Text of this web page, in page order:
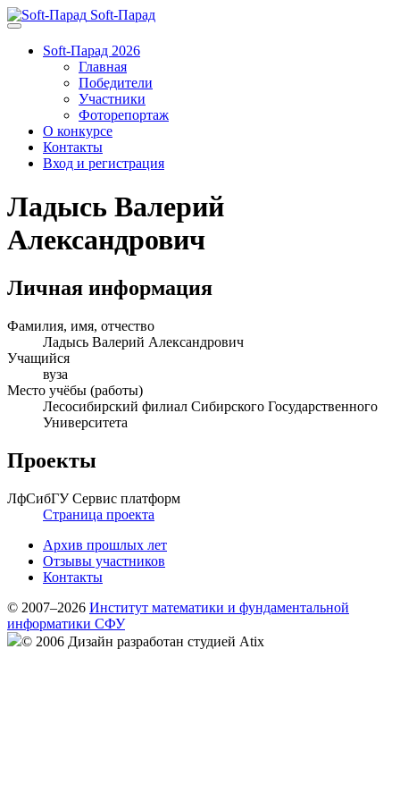
Soft-Парад
Soft-Парад 2026
Главная
Победители
Участники
Фоторепортаж
О конкурсе
Контакты
Вход и регистрация
Ладысь Валерий
Александрович
Личная информация
Фамилия, имя, отчество
Ладысь Валерий Александрович
Учащийся
вуза
Место учёбы (работы)
Лесосибирский филиал Сибирского Государственного
Университета
Проекты
ЛфСибГУ Сервис платформ
Страница проекта
Архив прошлых лет
Отзывы участников
Контакты
© 2007–2026 Институт математики и фундаментальной
информатики СФУ
© 2006 Дизайн разработан студией Atix